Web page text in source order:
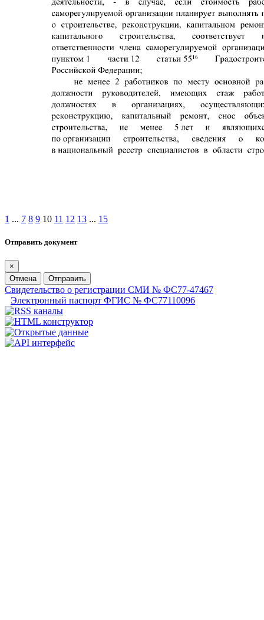
1 ... 7 8 9 10 11 12 13 ... 15
Отправить документ
×
Отмена
Отправить
Свидетельство о регистрации СМИ № ФС77-47467
Электронный паспорт ФГИС № ФС77110096